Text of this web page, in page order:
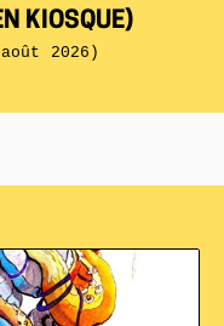
KIOSQUE)
2026)